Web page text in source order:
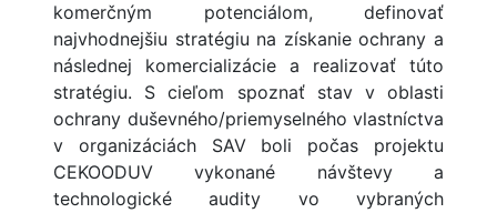
komerčným potenciálom, definovať
najvhodnejšiu stratégiu na získanie ochrany a
následnej komercializácie a realizovať túto
stratégiu. S cieľom spoznať stav v oblasti
ochrany duševného/priemyselného vlastníctva
v organizáciách SAV boli počas projektu
CEKOODUV vykonané návštevy a
technologické audity vo vybraných